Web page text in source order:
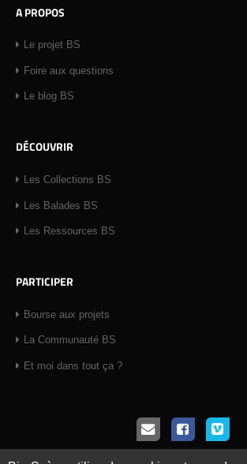
A PROPOS
Le projet BS
Foire aux questions
Le blog BS
DÉCOUVRIR
Les Collections BS
Les Balades BS
Les Ressources BS
PARTICIPER
Bourse aux projets
La Communauté BS
Et moi dans tout ça ?